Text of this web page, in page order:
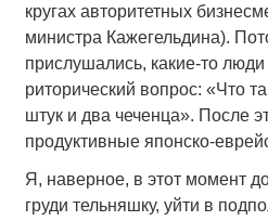
кругах авторитетных
министра Кажегельдина).
прислушались, какие-то
риторический вопрос: «Что
штук и два чеченца». После
продуктивные японско-
Я, наверное, в этот момент
груди тельняшку, уйти в